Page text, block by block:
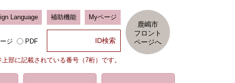
Language 補助機能 Myページ
ジ PDF
部に記載されている番号（7桁）です。
鹿嶋市
フロント
ページへ